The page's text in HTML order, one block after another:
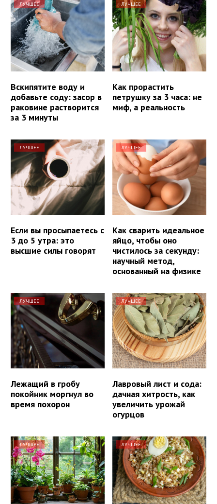
ЛУЧШЕЕ
Вскипятите воду и
добавьте соду: засор в
раковине растворится
за 3 минуты
ЛУЧШЕЕ
Как прорастить
петрушку за 3 часа: не
миф, а реальность
ЛУЧШЕЕ
Если вы просыпаетесь с
3 до 5 утра: это
высшие силы говорят
ЛУЧШЕЕ
Как сварить идеальное
яйцо, чтобы оно
чистилось за секунду:
научный метод,
основанный на физике
ЛУЧШЕЕ
Лежащий в гробу
покойник моргнул во
время похорон
ЛУЧШЕЕ
Лавровый лист и сода:
дачная хитрость, как
увеличить урожай
огурцов
ЛУЧШЕЕ ЛУЧШЕЕ